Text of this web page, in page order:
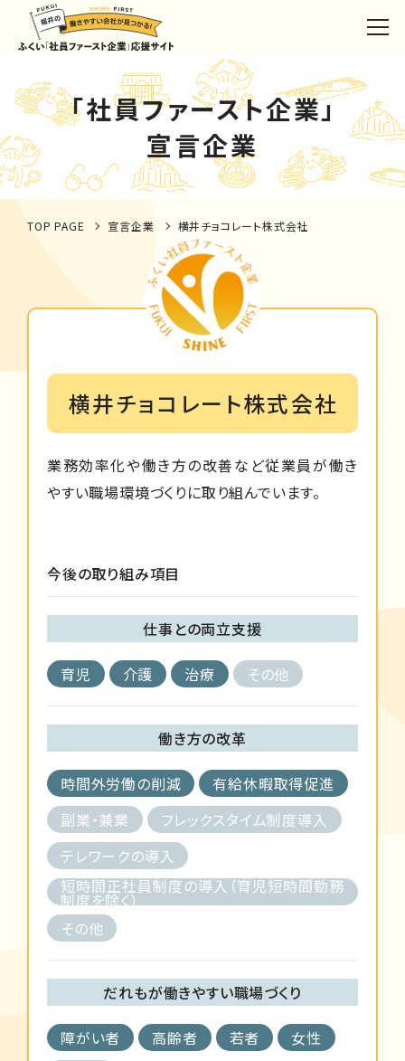
「社員ファースト企業」
宣言企業
TOP PAGE 宣言企業 横井チョコレート株式会社
横井チョコレート株式会社
業務効率化や働き方の改善など従業員が働き
やすい職場環境づくりに取り組んでいます。
今後の取り組み項目
仕事との両立支援
育児 介護 治療 その他
働き方の改革
時間外労働の削減
有給休暇取得促進
副業・兼業
フレックスタイム制度導入
テレワークの導入
短時間正社員制度の導入（育児短時間勤務
制度を除く）
その他
だれもが働きやすい職場づくり
障がい者 高齢者 若者
女性